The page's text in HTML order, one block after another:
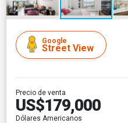
Google
Street View
Precio de venta
US$179,000
Dólares Americanos